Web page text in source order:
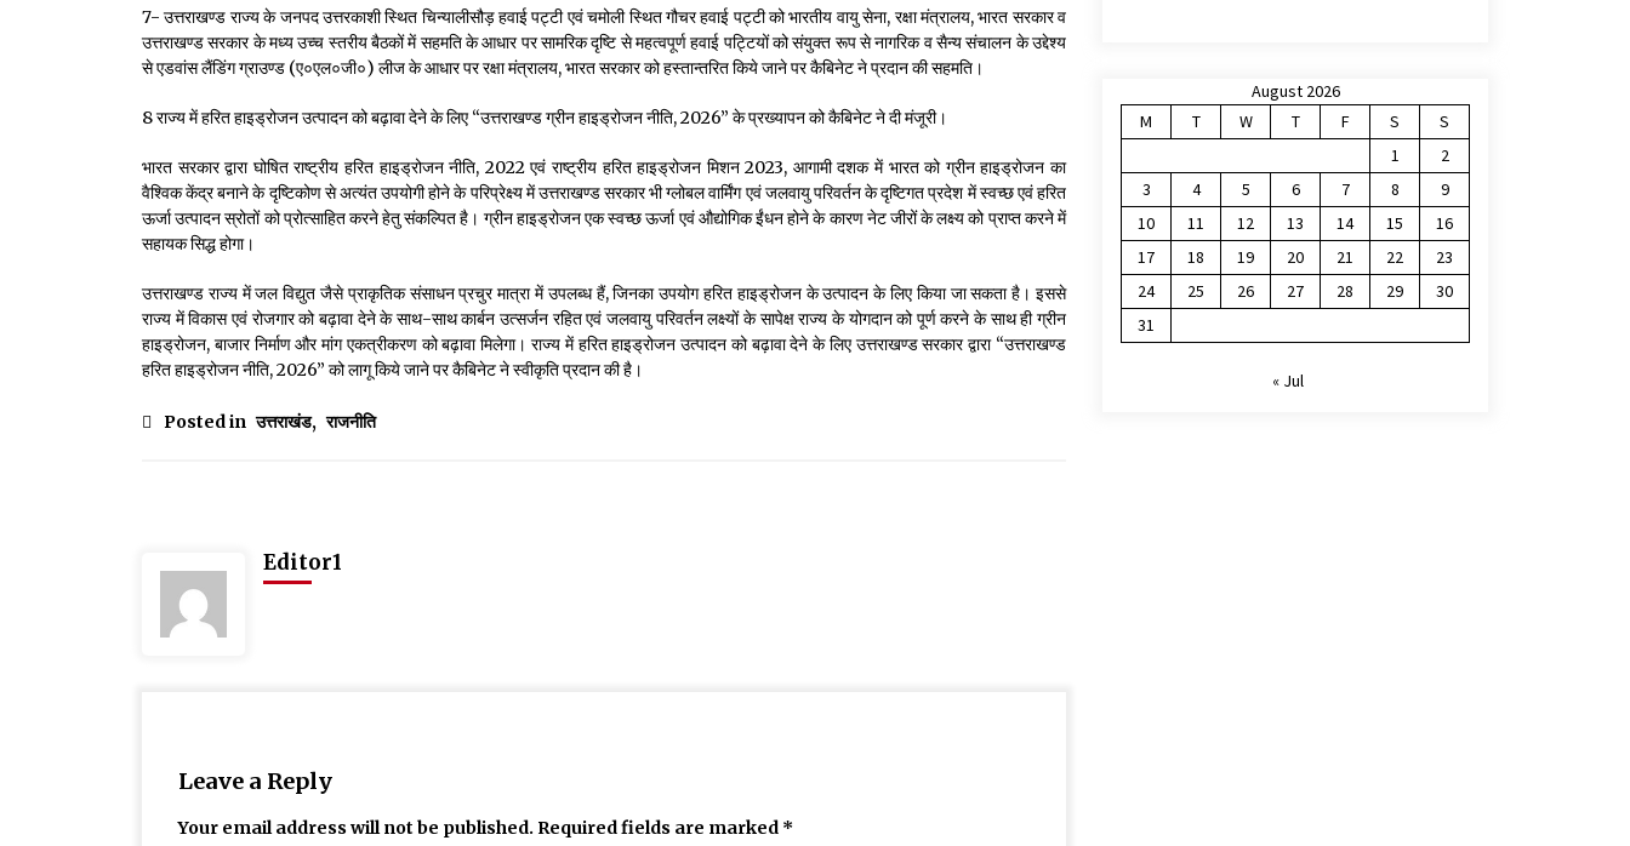
7- उत्तराखण्ड राज्य के जनपद उत्तरकाशी स्थित चिन्यालीसौड़ हवाई पट्टी एवं चमोली स्थित गौचर हवाई पट्टी को भारतीय वायु सेना, रक्षा मंत्रालय, भारत सरकार व
उत्तराखण्ड सरकार के मध्य उच्च स्तरीय बैठकों में सहमति के आधार पर सामरिक दृष्टि से महत्वपूर्ण हवाई पट्टियों को संयुक्त रूप से नागरिक व सैन्य संचालन के उद्देश्य
से एडवांस लैंडिंग ग्राउण्ड (ए०एल०जी०) लीज के आधार पर रक्षा मंत्रालय, भारत सरकार को हस्तान्तरित किये जाने पर कैबिनेट ने प्रदान की सहमति।
8 राज्य में हरित हाइड्रोजन उत्पादन को बढ़ावा देने के लिए “उत्तराखण्ड ग्रीन हाइड्रोजन नीति, 2026” के प्रख्यापन को कैबिनेट ने दी मंजूरी।
भारत सरकार द्वारा घोषित राष्ट्रीय हरित हाइड्रोजन नीति, 2022 एवं राष्ट्रीय हरित हाइड्रोजन मिशन 2023, आगामी दशक में भारत को ग्रीन हाइड्रोजन का
वैश्विक केंद्र बनाने के दृष्टिकोण से अत्यंत उपयोगी होने के परिप्रेक्ष्य में उत्तराखण्ड सरकार भी ग्लोबल वार्मिंग एवं जलवायु परिवर्तन के दृष्टिगत प्रदेश में स्वच्छ एवं हरित
ऊर्जा उत्पादन स्रोतों को प्रोत्साहित करने हेतु संकल्पित है। ग्रीन हाइड्रोजन एक स्वच्छ ऊर्जा एवं औद्योगिक ईंधन होने के कारण नेट जीरों के लक्ष्य को प्राप्त करने में
सहायक सिद्ध होगा।
उत्तराखण्ड राज्य में जल विद्युत जैसे प्राकृतिक संसाधन प्रचुर मात्रा में उपलब्ध हैं, जिनका उपयोग हरित हाइड्रोजन के उत्पादन के लिए किया जा सकता है। इससे
राज्य में विकास एवं रोजगार को बढ़ावा देने के साथ-साथ कार्बन उत्सर्जन रहित एवं जलवायु परिवर्तन लक्ष्यों के सापेक्ष राज्य के योगदान को पूर्ण करने के साथ ही ग्रीन
हाइड्रोजन, बाजार निर्माण और मांग एकत्रीकरण को बढ़ावा मिलेगा। राज्य में हरित हाइड्रोजन उत्पादन को बढ़ावा देने के लिए उत्तराखण्ड सरकार द्वारा “उत्तराखण्ड
हरित हाइड्रोजन नीति, 2026” को लागू किये जाने पर कैबिनेट ने स्वीकृति प्रदान की है।
Posted in उत्तराखंड, राजनीति
Editor1
Leave a Reply
Your email address will not be published. Required fields are marked *
August 2026
M
T W T F S
S
1
2
3
4 5 6 7 8
9
10
11 12 13 14 15
16
17
18 19 20 21 22
23
24
25 26 27 28 29
30
31
« Jul